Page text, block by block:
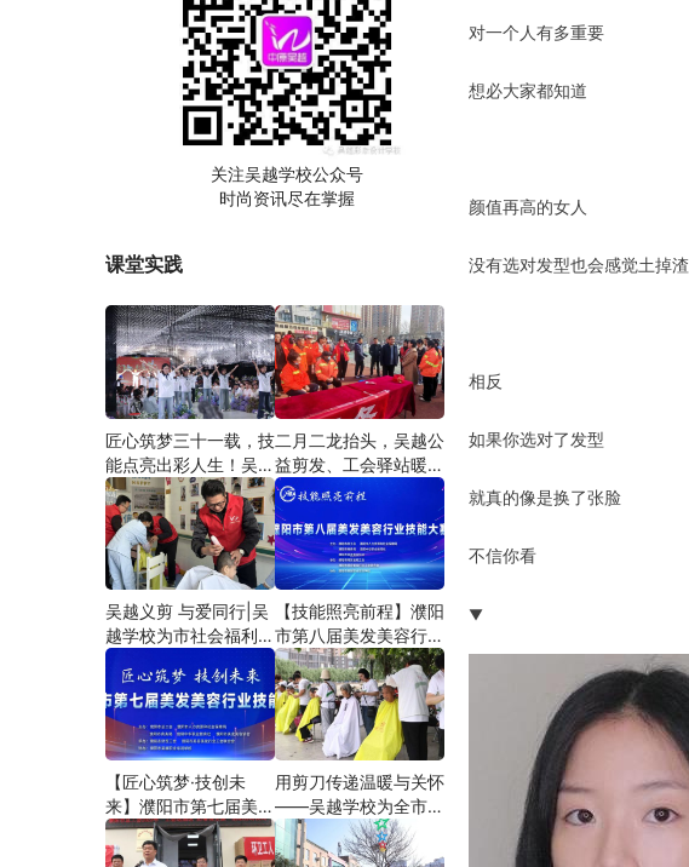
对一个人有多重要
想必大家都知道
颜值再高的女人
没有选对发型也会感觉土掉渣
相反
如果你选对了发型
就真的像是换了张脸
不信你看
▼
关注吴越学校公众号
时尚资讯尽在掌握
课堂实践
匠心筑梦三十一载，技
能点亮出彩人生！吴越
学校2026年学员学习
成果汇报会圆满成功！
二月二龙抬头，吴越公
益剪发、工会驿站暖人
心——义务剪发情暖户
外劳动者
吴越义剪 与爱同行|吴
越学校为市社会福利院
爱心义剪
【技能照亮前程】濮阳
市第八届美发美容行业
技能大赛圆满闭幕
【匠心筑梦·技创未
来】濮阳市第七届美发
美容行业技能大赛在市
工人文化宫隆重举行
用剪刀传递温暖与关怀
——吴越学校为全市户
外劳动者爱心义剪